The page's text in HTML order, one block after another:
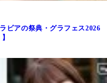
ビアの祭典・グラフェス2026